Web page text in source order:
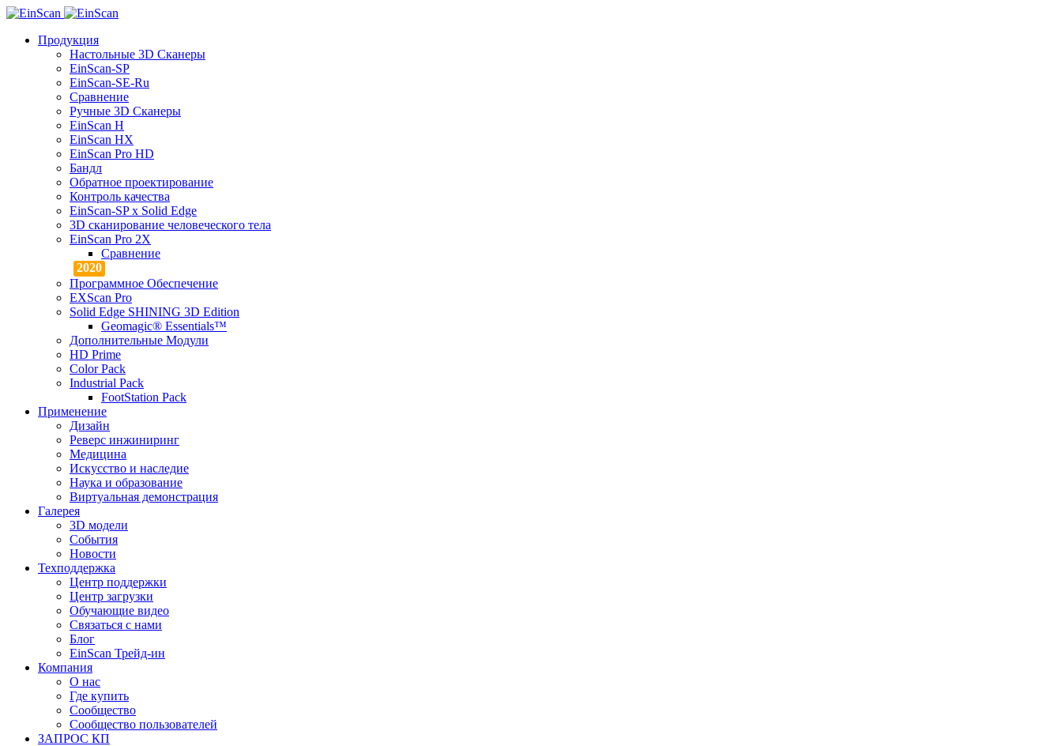
Продукция
Настольные 3D Сканеры
EinScan-SP
EinScan-SE-Ru
Сравнение
Ручные 3D Cканеры
EinScan H
EinScan HX
EinScan Pro HD
Бандл
Обратное проектирование
Контроль качества
EinScan-SP x Solid Edge
3D сканирование человеческого тела
EinScan Pro 2X
Сравнение
Программное Обеспечение
EXScan Pro
Solid Edge SHINING 3D Edition
Geomagic® Essentials™
Дополнительные Модули
HD Prime
Color Pack
Industrial Pack
FootStation Pack
Применение
Дизайн
Реверс инжиниринг
Медицина
Искусство и наследие
Наука и образование
Виртуальная демонстрация
Галерея
3D модели
События
Новости
Техподдержка
Центр поддержки
Центр загрузки
Обучающие видео
Связаться с нами
Блог
EinScan Трейд-ин
Компания
О нас
Где купить
Сообщество
Сообщество пользователей
ЗАПРОС КП